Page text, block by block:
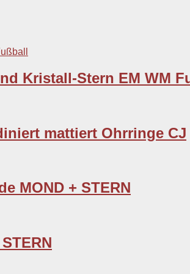
Kristall-Stern EM WM
mattiert Ohrringe CJ
MOND + STERN